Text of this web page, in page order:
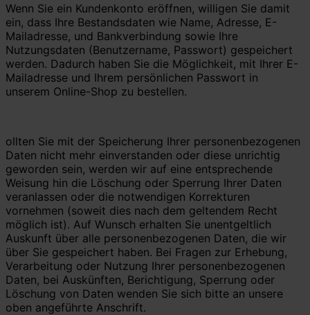
Wenn Sie ein Kundenkonto eröffnen, willigen Sie damit
ein, dass Ihre Bestandsdaten wie Name, Adresse, E-
Mailadresse, und Bankverbindung sowie Ihre
Nutzungsdaten (Benutzername, Passwort) gespeichert
werden. Dadurch haben Sie die Möglichkeit, mit Ihrer E-
Mailadresse und Ihrem persönlichen Passwort in
unserem Online-Shop zu bestellen.
ollten Sie mit der Speicherung Ihrer personenbezogenen
Daten nicht mehr einverstanden oder diese unrichtig
geworden sein, werden wir auf eine entsprechende
Weisung hin die Löschung oder Sperrung Ihrer Daten
veranlassen oder die notwendigen Korrekturen
vornehmen (soweit dies nach dem geltendem Recht
möglich ist). Auf Wunsch erhalten Sie unentgeltlich
Auskunft über alle personenbezogenen Daten, die wir
über Sie gespeichert haben. Bei Fragen zur Erhebung,
Verarbeitung oder Nutzung Ihrer personenbezogenen
Daten, bei Auskünften, Berichtigung, Sperrung oder
Löschung von Daten wenden Sie sich bitte an unsere
oben angeführte Anschrift.